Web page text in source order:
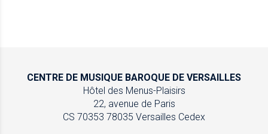
CENTRE DE MUSIQUE BAROQUE DE VERSAILLES
Hôtel des Menus-Plaisirs
22, avenue de Paris
CS 70353 78035 Versailles Cedex